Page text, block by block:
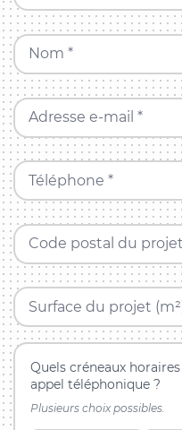
Nom *
Adresse e-mail *
Téléphone *
Code postal du
Surface du projet
Quels créneaux
appel téléphonique ?
Plusieurs choix possibles.